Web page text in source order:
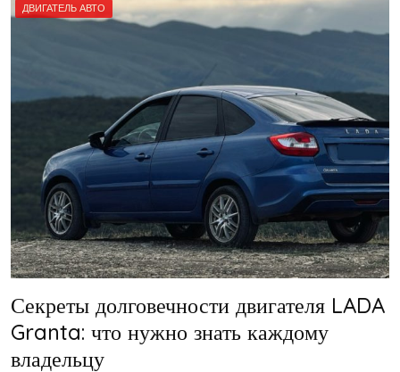
ДВИГАТЕЛЬ АВТО
Секреты долговечности двигателя LADA
Granta: что нужно знать каждому
владельцу